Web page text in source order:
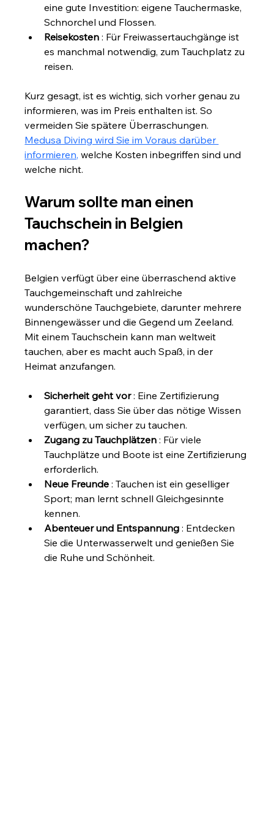
eine gute Investition: eigene Tauchermaske,
Schnorchel und Flossen.
Reisekosten : Für Freiwassertauchgänge ist
es manchmal notwendig, zum Tauchplatz zu
reisen.
Kurz gesagt, ist es wichtig, sich vorher genau zu
informieren, was im Preis enthalten ist. So
vermeiden Sie spätere Überraschungen.
Medusa Diving wird Sie im Voraus darüber
informieren, welche Kosten inbegriffen sind und
welche nicht.
Warum sollte man einen
Tauchschein in Belgien
machen?
Belgien verfügt über eine überraschend aktive
Tauchgemeinschaft und zahlreiche
wunderschöne Tauchgebiete, darunter mehrere
Binnengewässer und die Gegend um Zeeland.
Mit einem Tauchschein kann man weltweit
tauchen, aber es macht auch Spaß, in der
Heimat anzufangen.
Sicherheit geht vor : Eine Zertifizierung
garantiert, dass Sie über das nötige Wissen
verfügen, um sicher zu tauchen.
Zugang zu Tauchplätzen : Für viele
Tauchplätze und Boote ist eine Zertifizierung
erforderlich.
Neue Freunde : Tauchen ist ein geselliger
Sport; man lernt schnell Gleichgesinnte
kennen.
Abenteuer und Entspannung : Entdecken
Sie die Unterwasserwelt und genießen Sie
die Ruhe und Schönheit.